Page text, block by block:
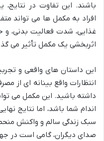
باشند. این تفاوت در
افراد به مکمل ها می تواند
غذایی، شدت فعالیت بدنی، و
اثربخشی یک مکمل تأثیر می
این داستان های واقعی و
انتظارات واقع بینانه ای از
داشته باشید. این مکمل می
اندام شما باشد، اما نتایج
سبک زندگی سالم و واکنش
صدای دیگران، گامی است در